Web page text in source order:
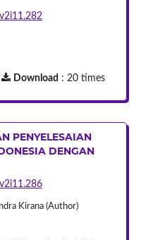
Download : 20 times
PENYELESAIAN
DENGAN
Kirana (Author)